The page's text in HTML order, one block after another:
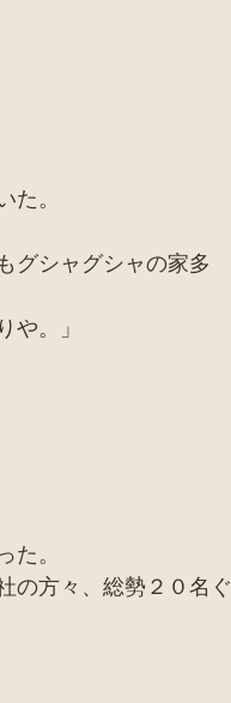
。
グシャグシャの家多
や。」
。
の方々、総勢２０名ぐ